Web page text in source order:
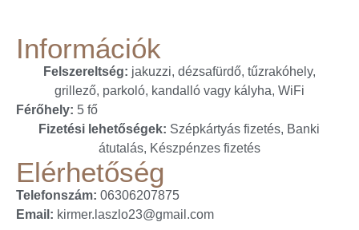
Információk
Felszereltség: jakuzzi, dézsafürdő, tűzrakóhely,
grillező, parkoló, kandalló vagy kályha, WiFi
Férőhely: 5 fő
Fizetési lehetőségek: Szépkártyás fizetés, Banki
átutalás, Készpénzes fizetés
Elérhetőség
Telefonszám: 06306207875
Email: kirmer.laszlo23@gmail.com